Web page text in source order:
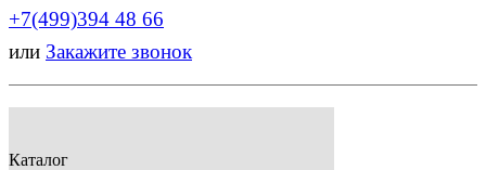
+7(499)394 48 66
или Закажите звонок
Каталог